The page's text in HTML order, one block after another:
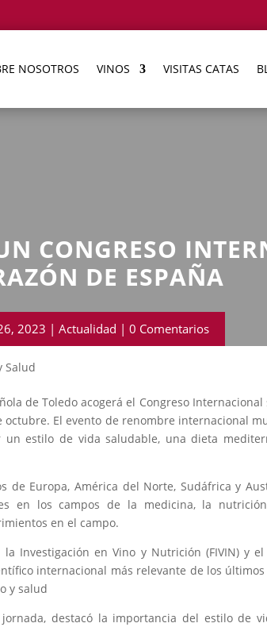
NOSOTROS VINOS VISITAS CATAS
CONGRESO
DE ESPAÑA
2023 Actualidad 0 Comentarios
de Toledo acogerá el Congreso Internacional
octubre. El evento de renombre internacional
estilo de vida saludable, una dieta
Europa, América del Norte, Sudáfrica y
en los campos de la medicina, la
en el campo.
Investigación en Vino y Nutrición (FIVIN) y el
internacional más relevante de los
y salud
destacó la importancia del estilo de